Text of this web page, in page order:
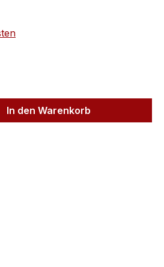
gewünschten Wert
In den Warenkorb